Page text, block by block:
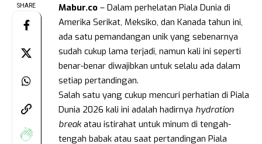
SHARE Mabur.co – Dalam perhelatan Piala Dunia di
Amerika Serikat, Meksiko, dan Kanada tahun ini,
ada satu pemandangan unik yang sebenarnya
sudah cukup lama terjadi, namun kali ini seperti
benar-benar diwajibkan untuk selalu ada dalam
setiap pertandingan.
Salah satu yang cukup mencuri perhatian di Piala
Dunia 2026 kali ini adalah hadirnya hydration
break atau istirahat untuk minum di tengah-
tengah babak atau saat pertandingan Piala